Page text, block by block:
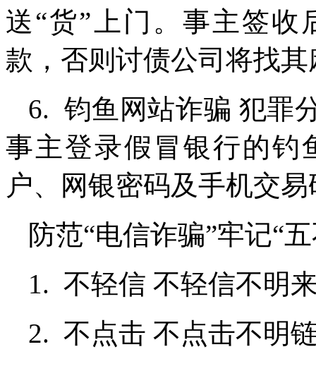
送“货”上门。事主签
款，否则讨债公司将找其
6. 钧鱼网站诈骗 犯罪
事主登录假冒银行的钓
户、网银密码及手机交
防范“电信诈骗”牢记“
1. 不轻信 不轻信不明
2. 不点击 不点击不明